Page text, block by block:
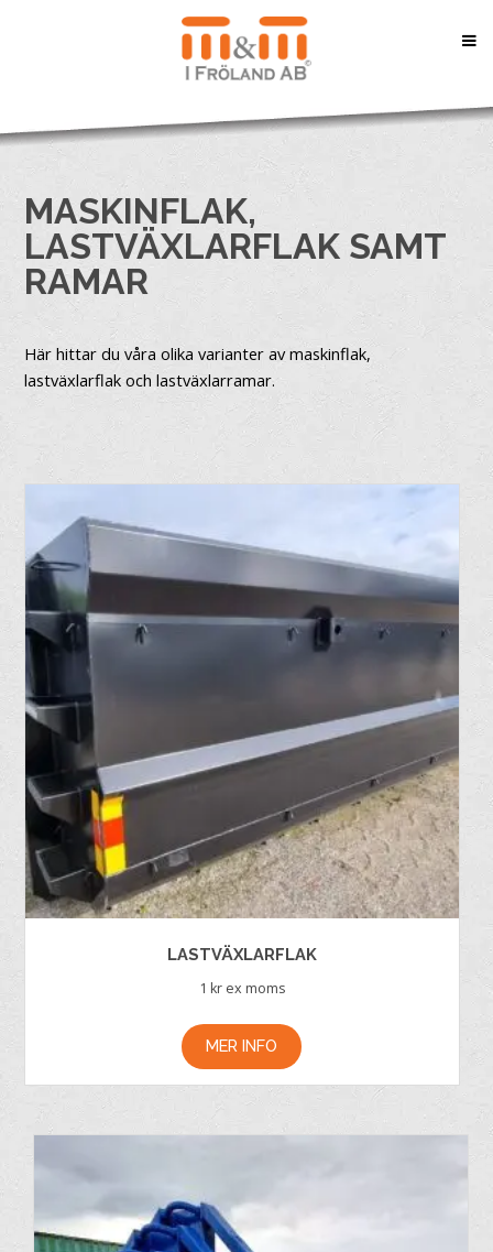
MASKINFLAK,
LASTVÄXLARFLAK SAMT
RAMAR
Här hittar du våra olika varianter av maskinflak,
lastväxlarflak och lastväxlarramar.
LASTVÄXLARFLAK
1 kr ex moms
MER INFO